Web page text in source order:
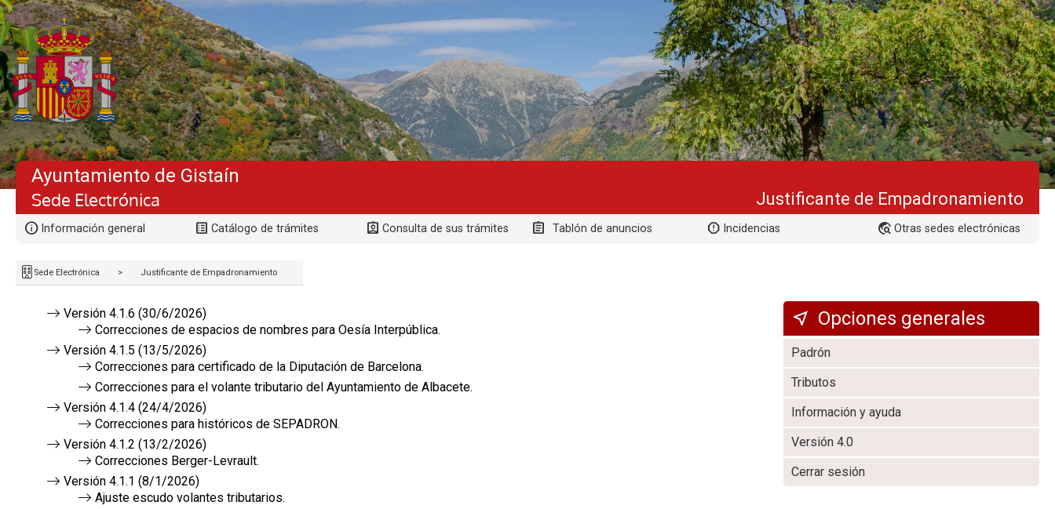
Sede Electrónica
Ayuntamiento de Gistaín
Justificante de Empadronamiento
Información general Catálogo de trámites Consulta de sus trámites Tablón de anuncios Incidencias Otras sedes electrónicas
Sede Electrónica > Justificante de Empadronamiento
Opciones generales
Padrón
Tributos
Información y ayuda
Versión 4.0
Cerrar sesión
Versión 4.1.6 (30/6/2026)
Correcciones de espacios de nombres para Oesía Interpública.
Versión 4.1.5 (13/5/2026)
Correcciones para certificado de la Diputación de Barcelona.
Correcciones para el volante tributario del Ayuntamiento de Albacete.
Versión 4.1.4 (24/4/2026)
Correcciones para históricos de SEPADRON.
Versión 4.1.2 (13/2/2026)
Correcciones Berger-Levrault.
Versión 4.1.1 (8/1/2026)
Ajuste escudo volantes tributarios.